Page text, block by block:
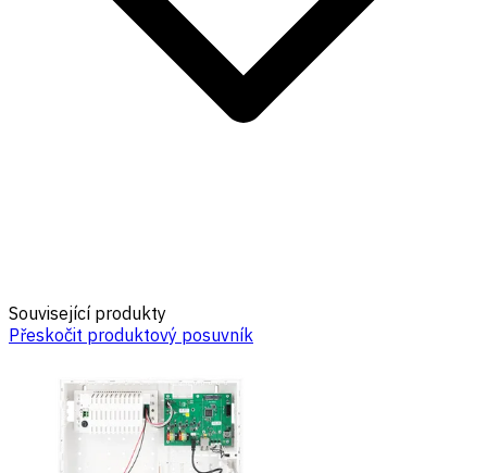
Související produkty
Přeskočit produktový posuvník